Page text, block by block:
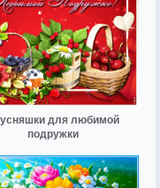
для любимой
подружки